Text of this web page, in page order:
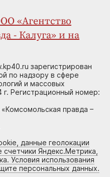
«Агентство
- Калуга» и на
зарегистрирован
по надзору в сфере
и массовых
г. Регистрационный номер:
правда –
данные геолокации
Яндекс.Метрика,
Условия использования
персональных данных.